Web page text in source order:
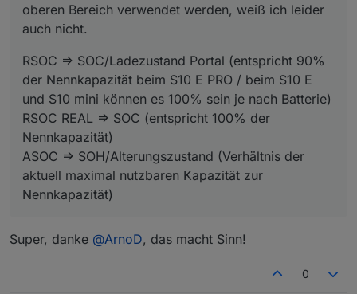
oberen Bereich verwendet werden, weiß ich leider
auch nicht.
RSOC => SOC/Ladezustand Portal (entspricht 90%
der Nennkapazität beim S10 E PRO / beim S10 E
und S10 mini können es 100% sein je nach Batterie)
RSOC REAL => SOC (entspricht 100% der
Nennkapazität)
ASOC => SOH/Alterungszustand (Verhältnis der
aktuell maximal nutzbaren Kapazität zur
Nennkapazität)
Super, danke @ArnoD, das macht Sinn!
0